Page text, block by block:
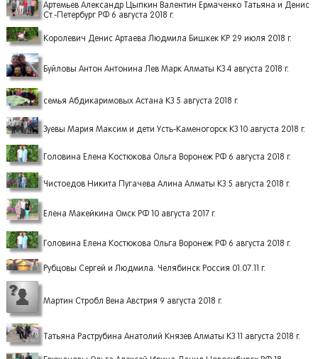
Артемьев Александр Цыпкин Валентин Ермаченко Татьяна и Денис
Ст.-Петербург РФ 6 августа 2018 г.
Королевич Денис Артаева Людмила Бишкек КР 29 июля 2018 г.
Буйловы Антон Антонина Лев Марк Алматы КЗ 4 августа 2018 г.
семья Абдикаримовых Астана КЗ 5 августа 2018 г.
Зуевы Мария Максим и дети Усть-Каменогорск КЗ 10 августа 2018 г.
Головина Елена Костюкова Ольга Воронеж РФ 6 августа 2018 г.
Чистоедов Никита Пугачева Алина Алматы КЗ 5 августа 2018 г.
Елена Макейкина Омск РФ 10 августа 2017 г.
Головина Елена Костюкова Ольга Воронеж РФ 6 августа 2018 г.
Рубцовы Сергей и Людмила. Челябинск Россия 01.07.11 г.
Мартин Стробл Вена Австрия 9 августа 2018 г.
Татьяна Раструбина Анатолий Князев Алматы КЗ 11 августа 2018 г.